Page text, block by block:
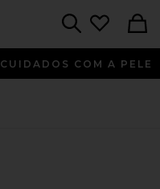
CUIDADOS COM A PELE